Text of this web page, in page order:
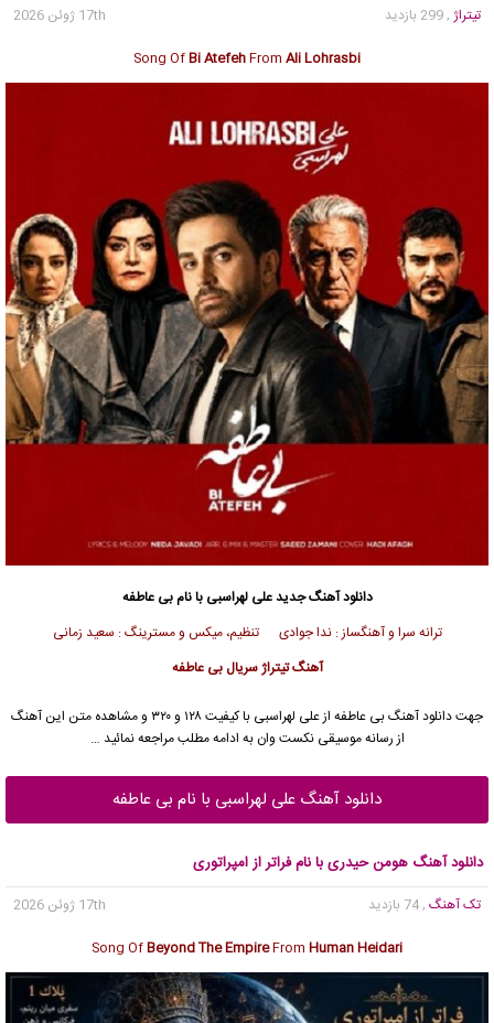
تیتراژ , 299 بازدید
17th ژوئن 2026
Song OfBi AtefehFrom Ali Lohrasbi
دانلود آهنگ جدیدعلی لهراسبی با نام بی عاطفه
ترانه سرا و آهنگساز : ندا جوادی تنظیم، میکس و مسترینگ : سعید زمانی
آهنگ تیتراژ سریال بی عاطفه
جهت دانلود آهنگ بی عاطفه ازعلی لهراسبی
با کیفیت ۱۲۸ و ۳۲۰ و مشاهده متن این آهنگ
از رسانه موسیقی نکست وان به ادامه مطلب مراجعه نمائید …
دانلود آهنگ علی لهراسبی با نام بی عاطفه
دانلود آهنگ هومن حیدری با نام فراتر از امپراتوری
تک آهنگ , 74 بازدید
17th ژوئن 2026
Song OfBeyond The EmpireFrom Human Heidari